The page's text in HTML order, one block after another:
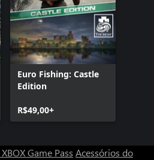
Euro Fishing: Castle
Edition
R$49,00+
XBOX Game Pass Acessórios do